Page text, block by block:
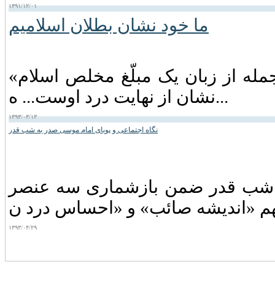
۱۳۹۱/۱۲/۰۱
ما خود نشان بطلان اسلامیم
«ما خود نشان بطلان اسلامیم!» شنیدن این جمله از زبان یک مبلّغ مخلص اسلام
نشان از نهایت درد اوست... ه...
۱۳۹۳/۰۳/۱۳
نگاه اجتماعی و پویای امام موسی صدر به شب قدر
شب قدر ضمن بازشماری سه عنصر
۱۳۹۳/۰۴/۲۹